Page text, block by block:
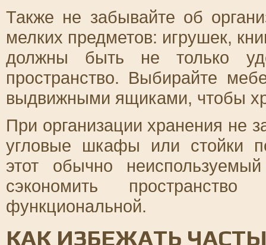
Также не забывайте об
мелких предметов: игрушек,
должны быть не только
пространство. Выбирайте
выдвижными ящиками, чтобы
При организации хранения не
угловые шкафы или стойки
этот обычно
сэкономить
функциональной.
КАК ИЗБЕЖАТЬ